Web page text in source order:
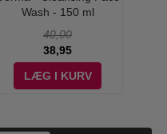
Wash - 150 ml
40,00
38,95
LÆG I KURV